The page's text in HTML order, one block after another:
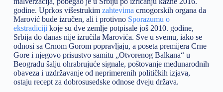
godine. Uprkos višestrukim zahtevima crnogorskih organa da
Marović bude izručen, ali i protivno Sporazumu o
ekstradiciji koje su dve zemlje potpisale još 2010. godine,
Srbija do danas nije izručila Marovića. Sve u svemu, iako se
odnosi sa Crnom Gorom popravljaju, a poseta premijera Crne
Gore i njegovo prisustvo samitu „Otvorenog Balkana“ u
Beogradu šalju ohrabrujuće signale, poštovanje međunarodnih
obaveza i uzdržavanje od neprimerenih političkih izjava,
ostaju recept za dobrosusedske odnose dveju država.